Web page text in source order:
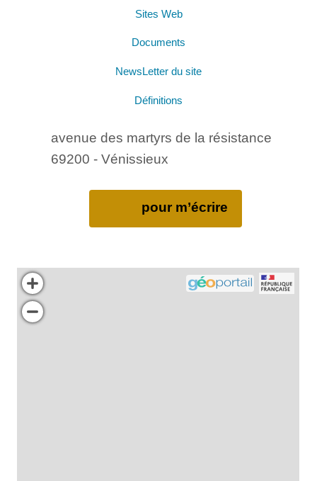
Sites Web
Documents
NewsLetter du site
Définitions
avenue des martyrs de la résistance
69200 - Vénissieux
pour m’écrire